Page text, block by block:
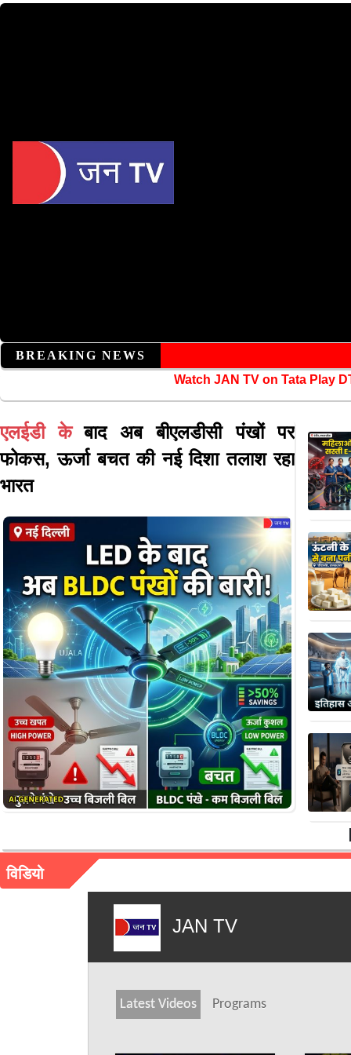
BREAKING NEWS
Watch JAN TV on
एलईडी के बाद अब बीएलडीसी पंखों पर
फोकस, ऊर्जा बचत की नई दिशा तलाश रहा
भारत
विडियो
JAN TV
Latest Videos Programs